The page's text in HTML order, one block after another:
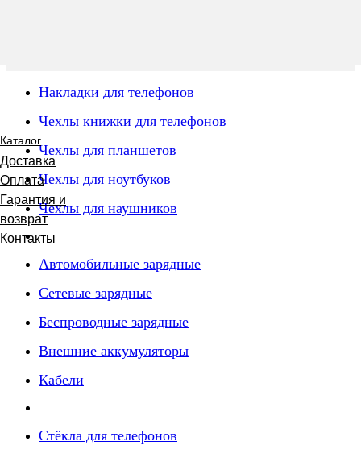
Каталог
Доставка
Оплата
Гарантия и
возврат
Контакты
Накладки для телефонов
Чехлы книжки для телефонов
Чехлы для планшетов
Чехлы для ноутбуков
Чехлы для наушников
Автомобильные зарядные
Сетевые зарядные
Беспроводные зарядные
Внешние аккумуляторы
Кабели
Стёкла для телефонов